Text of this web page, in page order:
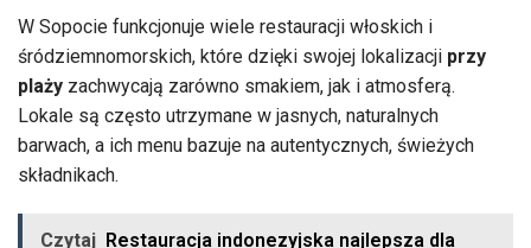
W Sopocie funkcjonuje wiele restauracji włoskich i
śródziemnomorskich, które dzięki swojej lokalizacji przy
plaży zachwycają zarówno smakiem, jak i atmosferą.
Lokale są często utrzymane w jasnych, naturalnych
barwach, a ich menu bazuje na autentycznych, świeżych
składnikach.
Czytaj Restauracja indonezyjska najlepsza dla